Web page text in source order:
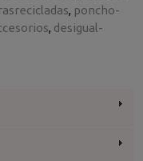
poncho-
desigual-